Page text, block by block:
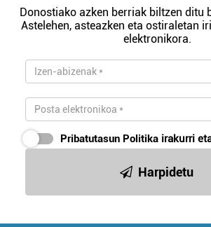
Donostiako azken berriak biltzen ditu
Astelehen, asteazken eta ostiraletan
elektronikora.
Pribatutasun Politika irakurri
Harpidetu